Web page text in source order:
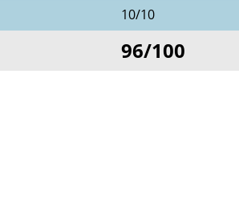
10/10
96/100